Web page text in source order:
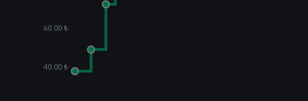
60.00 ₺
40.00 ₺